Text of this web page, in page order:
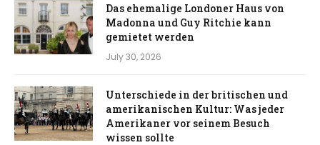
Das ehemalige Londoner Haus von
Madonna und Guy Ritchie kann
gemietet werden
July 30, 2026
Unterschiede in der britischen und
amerikanischen Kultur: Was jeder
Amerikaner vor seinem Besuch
wissen sollte